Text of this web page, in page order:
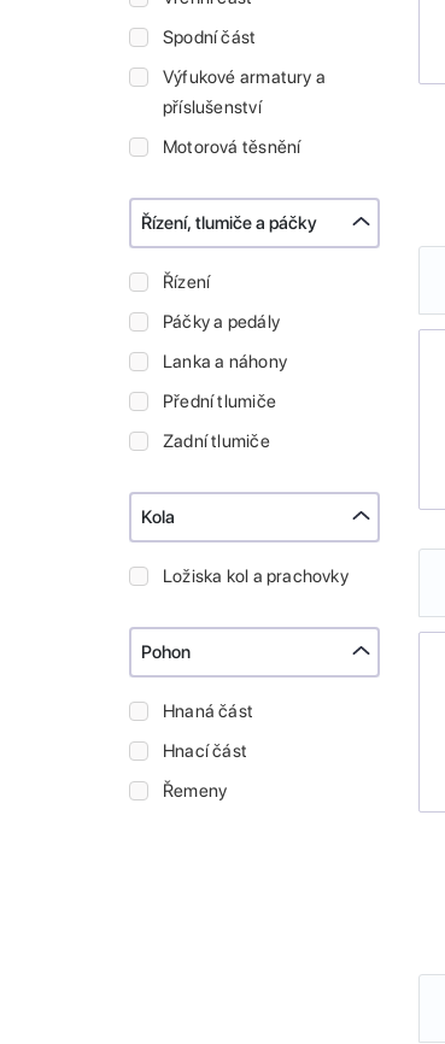
Spodní část
Výfukové armatury a
příslušenství
Motorová těsnění
Řízení, tlumiče a páčky
Řízení
Páčky a pedály
Lanka a náhony
Přední tlumiče
Zadní tlumiče
Kola
Ložiska kol a prachovky
Pohon
Hnaná část
Hnací část
Řemeny